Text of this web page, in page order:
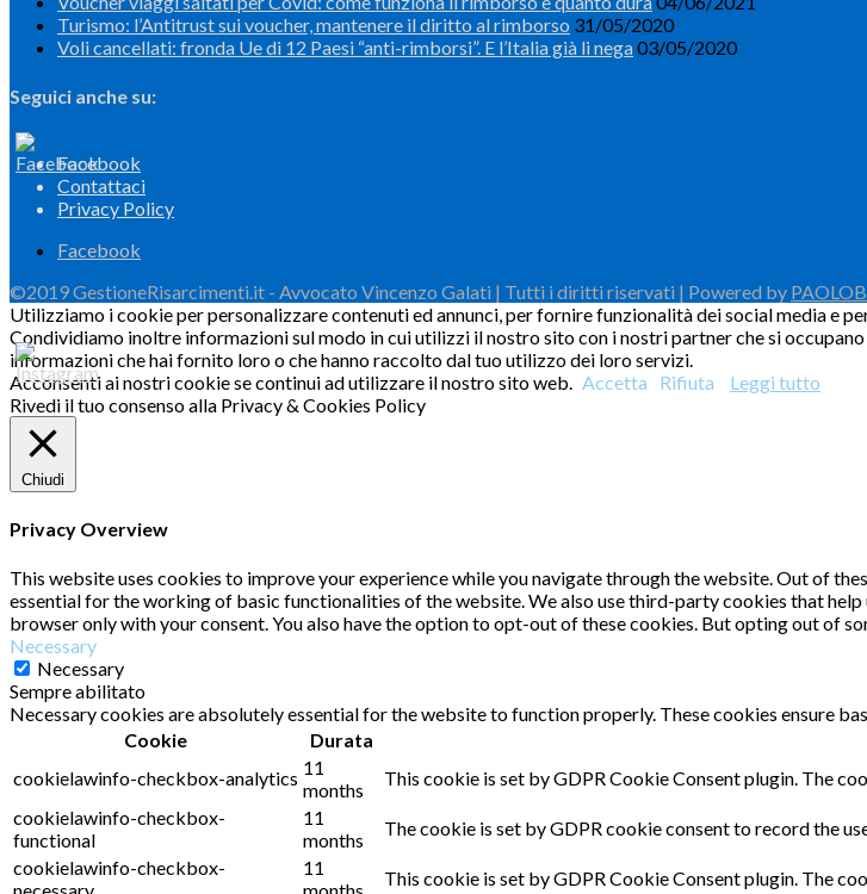
Turismo: l’Antitrust sui voucher, mantenere il diritto al rimborso 31/05/2020
Voli cancellati: fronda Ue di 12 Paesi “anti-rimborsi”. E l’Italia già li nega03/05/2020
Seguici anche su:
Facebook
Contattaci
Privacy Policy
Facebook
©2019 GestioneRisarcimenti.it - Avvocato Vincenzo Galati | Tutti i diritti riservati | Powered by
Utilizziamo i cookie per personalizzare contenuti ed annunci, per fornire funzionalità dei social media e
Condividiamo inoltre informazioni sul modo in cui utilizzi il nostro sito con i nostri partner che si
informazioni che hai fornito loro o che hanno raccolto dal tuo utilizzo dei loro servizi.
Acconsenti ai nostri cookie se continui ad utilizzare il nostro sito web. Accetta Rifiuta
Leggi tutto
Rivedi il tuo consenso alla Privacy & Cookies Policy
Chiudi
Privacy Overview
This website uses cookies to improve your experience while you navigate through the website. Out of
essential for the working of basic functionalities of the website. We also use third-party cookies that
browser only with your consent. You also have the option to opt-out of these cookies. But opting out of
Necessary
Necessary
Sempre abilitato
Necessary cookies are absolutely essential for the website to function properly. These cookies ensure
Cookie
Durata
cookielawinfo-checkbox-analytics 11
months
This cookie is set by GDPR Cookie Consent plugin. The
cookielawinfo-checkbox-
functional
11
months
The cookie is set by GDPR cookie consent to record the
cookielawinfo-checkbox-
necessary
11
months
This cookie is set by GDPR Cookie Consent plugin. The